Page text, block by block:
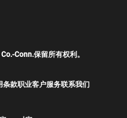
Conn.保留所有权利。
条款职业客户服务联系我们